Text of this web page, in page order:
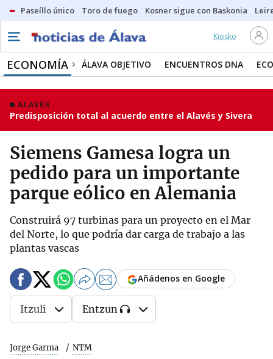
Paseíllo único Toro de fuego Kosner sigue con Baskonia
Kiosko
ECONOMÍA ÁLAVA OBJETIVO ENCUENTROS DNA
ALAVÉS
Predisposición total al acuerdo entre el Alavés y Sivera
Siemens Gamesa logra un
pedido para un importante
parque eólico en Alemania
Construirá 97 turbinas para un proyecto en el Mar
del Norte, lo que podría dar carga de trabajo a las
plantas vascas
Jorge Garma NTM
Añádenos en Google
Itzuli Entzun